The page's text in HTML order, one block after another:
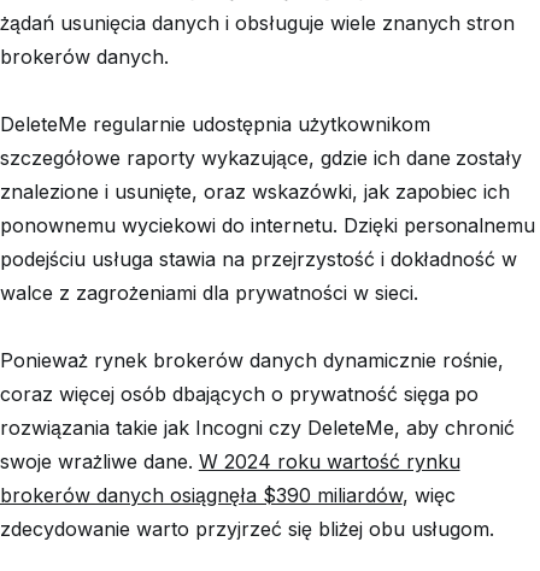
żądań usunięcia danych i obsługuje wiele znanych stron
brokerów danych.
DeleteMe regularnie udostępnia użytkownikom
szczegółowe raporty wykazujące, gdzie ich dane zostały
znalezione i usunięte, oraz wskazówki, jak zapobiec ich
ponownemu wyciekowi do internetu. Dzięki personalnemu
podejściu usługa stawia na przejrzystość i dokładność w
walce z zagrożeniami dla prywatności w sieci.
Ponieważ rynek brokerów danych dynamicznie rośnie,
coraz więcej osób dbających o prywatność sięga po
rozwiązania takie jak Incogni czy DeleteMe, aby chronić
swoje wrażliwe dane. W 2024 roku wartość rynku
brokerów danych osiągnęła $390 miliardów, więc
zdecydowanie warto przyjrzeć się bliżej obu usługom.